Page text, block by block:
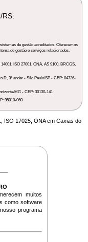
RS:
de gestão acreditados. Oferecemos
de gestão e serviços relacionados.
ISO 27001, ONA, AS 9100, BRCGS,
D, 3º andar - São Paulo/SP - CEP: 04726-
MG - CEP: 30130-141
95010-060
ISO 17025, ONA em Caxias do
muitos
como software
programa